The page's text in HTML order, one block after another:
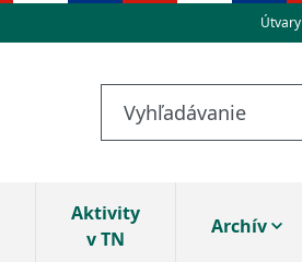
Útvary
Vyhľadávanie
Aktivity
v TN
Archív